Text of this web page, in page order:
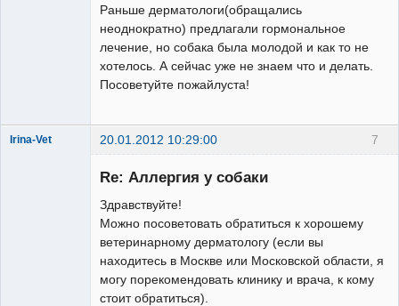
Раньше дерматологи(обращались
неоднократно) предлагали гормональное
лечение, но собака была молодой и как то не
хотелось. А сейчас уже не знаем что и делать.
Посоветуйте пожайлуста!
7
Irina-Vet 20.01.2012 10:29:00
Re: Аллергия у собаки
Здравствуйте!
Можно посоветовать обратиться к хорошему
ветеринарному дерматологу (если вы
находитесь в Москве или Московской области, я
могу порекомендовать клинику и врача, к кому
стоит обратиться).